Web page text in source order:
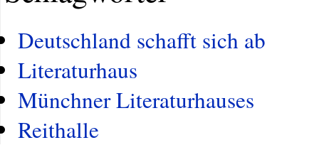
Deutschland schafft sich ab
Literaturhaus
Münchner Literaturhauses
Reithalle